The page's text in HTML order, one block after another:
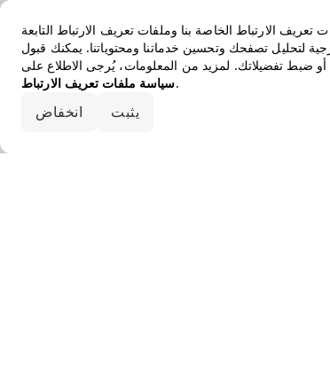
تعريف الارتباط الخاصة بنا وملفات تعريف الارتباط التابعة
لتحليل تصفحك وتحسين خدماتنا ومحتوياتنا. يمكنك قبول
أو ضبط تفضيلاتك. لمزيد من المعلومات، يُرجى الاطلاع على
سياسة ملفات تعريف الارتباط.
انخفاض يثبت